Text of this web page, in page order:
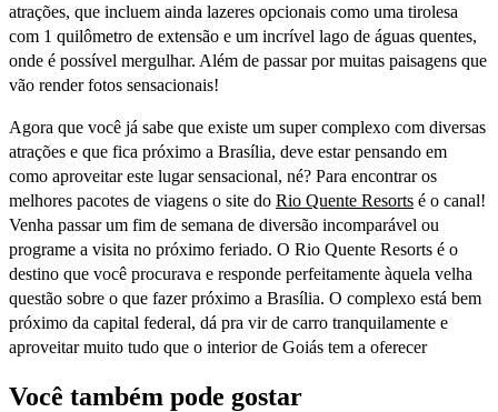
atrações, que incluem ainda lazeres opcionais como uma tirolesa
com 1 quilômetro de extensão e um incrível lago de águas quentes,
onde é possível mergulhar. Além de passar por muitas paisagens que
vão render fotos sensacionais!
Agora que você já sabe que existe um super complexo com diversas
atrações e que fica próximo a Brasília, deve estar pensando em
como aproveitar este lugar sensacional, né? Para encontrar os
melhores pacotes de viagens o site do Rio Quente Resorts é o canal!
Venha passar um fim de semana de diversão incomparável ou
programe a visita no próximo feriado. O Rio Quente Resorts é o
destino que você procurava e responde perfeitamente àquela velha
questão sobre o que fazer próximo a Brasília. O complexo está bem
próximo da capital federal, dá pra vir de carro tranquilamente e
aproveitar muito tudo que o interior de Goiás tem a oferecer
Você também pode gostar